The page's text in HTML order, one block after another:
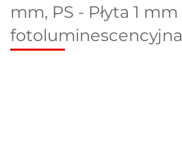
mm, PS - Płyta 1 mm
fotoluminescencyjna